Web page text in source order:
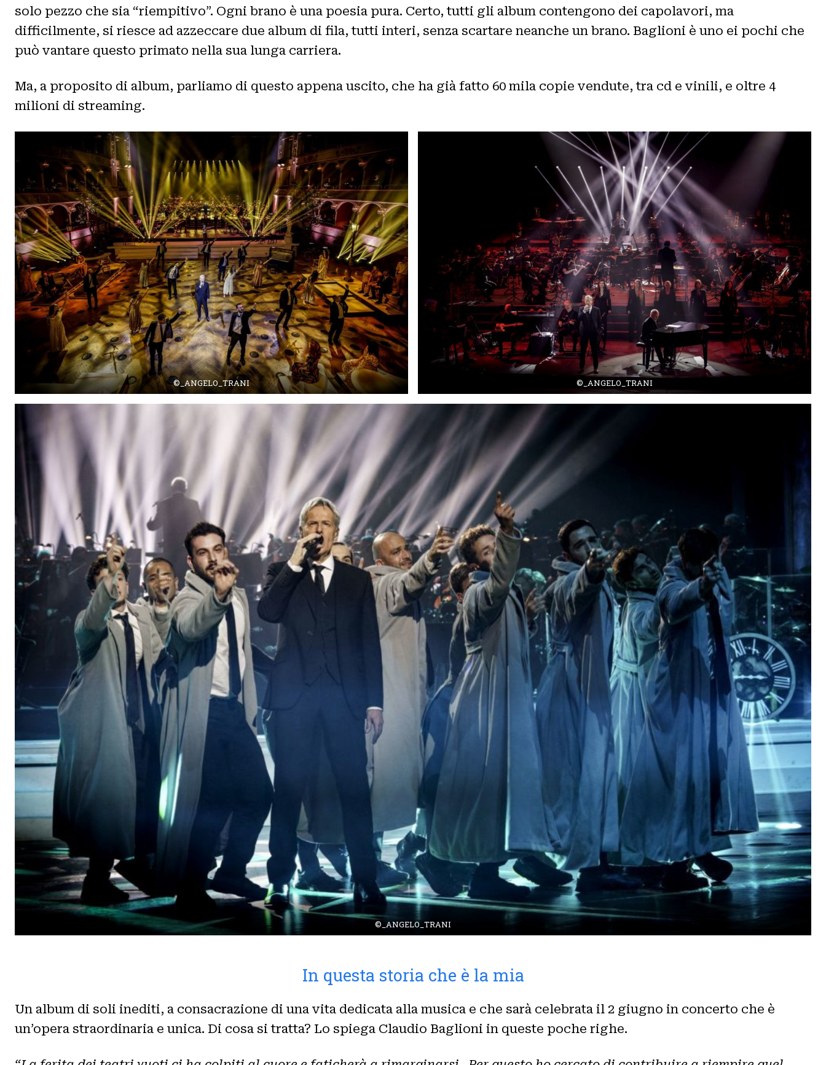
solo pezzo che sia “riempitivo”. Ogni brano è una poesia pura. Certo, tutti gli album contengono dei capolavori, ma
difficilmente, si riesce ad azzeccare due album di fila, tutti interi, senza scartare neanche un brano. Baglioni è uno ei pochi che
può vantare questo primato nella sua lunga carriera.
Ma, a proposito di album, parliamo di questo appena uscito, che ha già fatto 60 mila copie vendute, tra cd e vinili, e oltre 4
milioni di streaming.
©_ANGELO_TRANI ©_ANGELO_TRANI
©_ANGELO_TRANI
In questa storia che è la mia
Un album di soli inediti, a consacrazione di una vita dedicata alla musica e che sarà celebrata il 2 giugno in concerto che è
un’opera straordinaria e unica. Di cosa si tratta? Lo spiega Claudio Baglioni in queste poche righe.